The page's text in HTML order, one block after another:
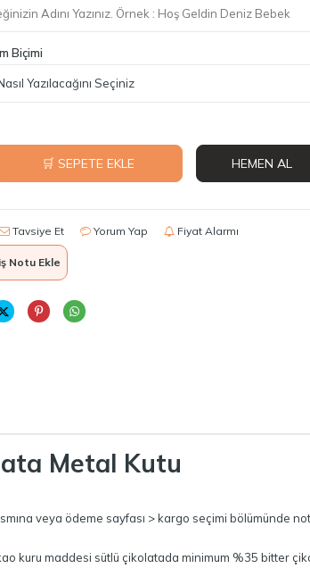
Biçimi
🛒 SEPETE EKLE HEMEN AL
Tavsiye Et Yorum Yap Fiyat Alarmı
Notu Ekle
Metal Kutu
veya ödeme sayfası > kargo seçimi bölümünde
kuru maddesi sütlü çikolatada minimum %35 bitter